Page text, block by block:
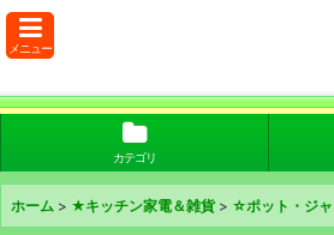
メニュー
カテゴリ
ホーム > ★キッチン家電＆雑貨 > ☆ポット・ジ